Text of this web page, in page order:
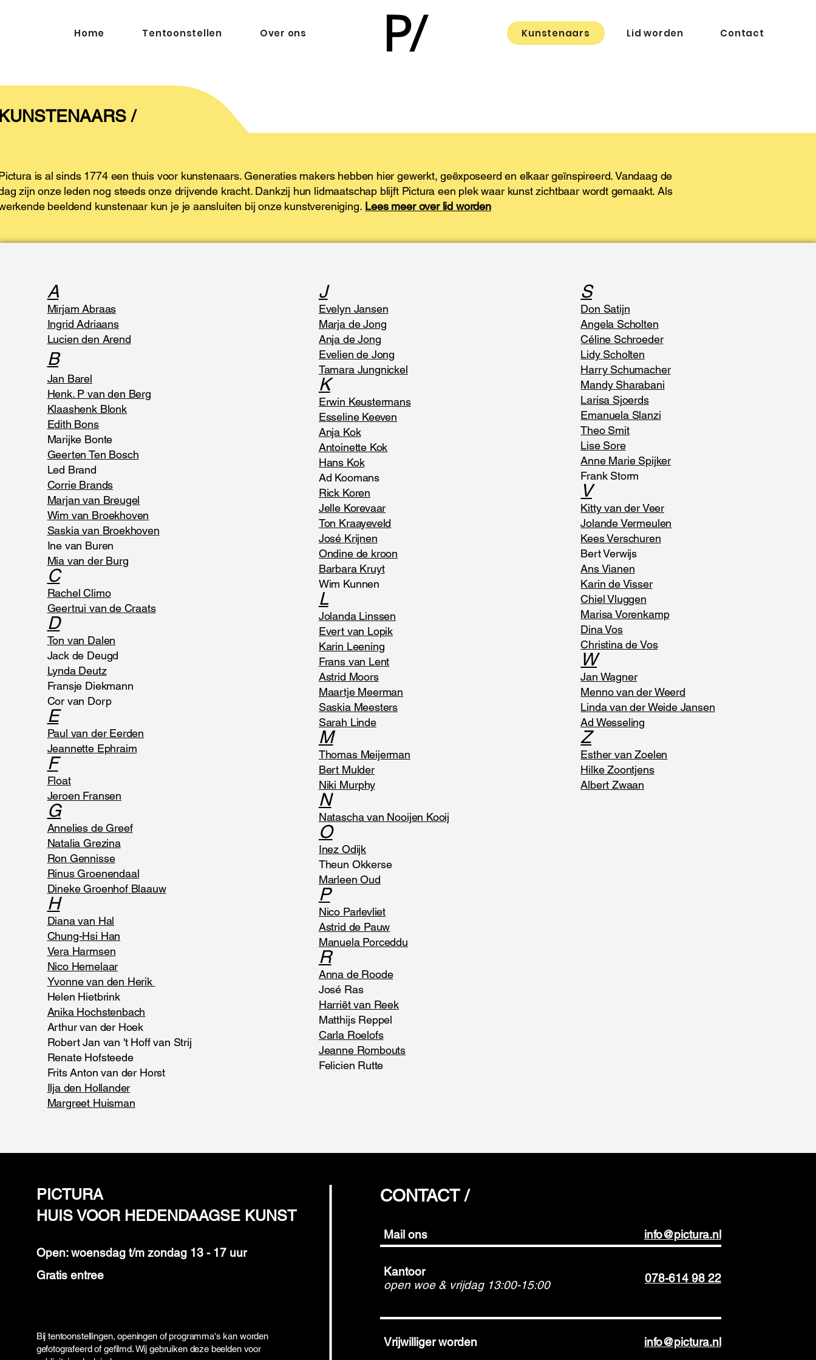
Home Tentoonstellen Over ons Kunstenaars Lid worden Contact
/
is al sinds 1774 een thuis voor kunstenaars. Generaties makers hebben hier gewerkt, geëxposeerd en elkaar geïnspireerd. Vandaag de
zijn onze leden nog steeds onze drijvende kracht. Dankzij hun lidmaatschap blijft Pictura een plek waar kunst zichtbaar wordt gemaakt. Als
beeldend kunstenaar kun je je aansluiten bij onze kunstvereniging. Lees meer over lid worden
A
Mirjam Abraas
Ingrid Adriaans
Lucien den Arend
B
Jan Barel
Henk. P van den Berg
Klaashenk Blonk
Edith Bons
Marijke Bonte
Geerten Ten Bosch
Led Brand
Corrie Brands
Marjan van Breugel
Wim van Broekhoven
Saskia van Broekhoven
Ine van Buren
Mia van der Burg
C
Rachel Climo
Geertrui van de Craats
D
Ton van Dalen
Jack de Deugd
Lynda Deutz
Fransje Diekmann
Cor van Dorp
E
Paul van der Eerden
Jeannette Ephraim
F
Float
Jeroen Fransen
G
Annelies de Greef
Natalia Grezina
Ron Gennisse
Rinus Groenendaal
Dineke Groenhof Blaauw
H
Diana van Hal
Chung-Hsi Han
Vera Harmsen
Nico Hemelaar
Yvonne van den Herik
Helen Hietbrink
Anika Hochstenbach
Arthur van der Hoek
Robert Jan van 't Hoff van Strij
Renate Hofsteede
Frits Anton van der Horst
Ilja den Hollander
Margreet Huisman
J
Evelyn Jansen
Marja de Jong
Anja de Jong
Evelien de Jong
Tamara Jungnickel
K
Erwin Keustermans
Esseline Keeven
Anja Kok
Antoinette Kok
Hans Kok
Ad Koomans
Rick Koren
Jelle Korevaar
Ton Kraayeveld
José Krijnen
Ondine de kroon
Barbara Kruyt
Wim Kunnen
L
Jolanda Linssen
Evert van Lopik
Karin Leening
Frans van Lent
Astrid Moors
Maartje Meerman
Saskia Meesters
Sarah Linde
M
Thomas Meijerman
Bert Mulder
Niki Murphy
N
Natascha van Nooijen Kooij
O
Inez Odijk
Theun Okkerse
Marleen Oud
P
Nico Parlevliet
Astrid de Pauw
Manuela Porceddu
R
Anna de Roode
José Ras
Harriët van Reek
Matthijs Reppel
Carla Roelofs
Jeanne Rombouts
Felicien Rutte
S
Don Satijn
Angela Scholten
Céline Schroeder
Lidy Scholten
Harry Schumacher
Mandy Sharabani
Larisa Sjoerds
Emanuela Slanzi
Theo Smit
Lise Sore
Anne Marie Spijker
Frank Storm
V
Kitty van der Veer
Jolande Vermeulen
Kees Verschuren
Bert Verwijs
Ans Vianen
Karin de Visser
Chiel Vluggen
Marisa Vorenkamp
Dina Vos
Christina de Vos
W
Jan Wagner
Menno van der Weerd
Linda van der Weide Jansen
Ad Wesseling
Z
Esther van Zoelen
Hilke Zoontjens
Albert Zwaan
PICTURA
HUIS VOOR HEDENDAAGSE KUNST
Open: woensdag t/m zondag 13 - 17 uur
Gratis entree
Bij tentoonstellingen, openingen of programma's kan worden
gefotografeerd of gefilmd. Wij gebruiken deze beelden voor
CONTACT /
Mail ons info@pictura.nl
Kantoor
open woe & vrijdag 13:00-15:00
078-614 98 22
Vrijwilliger worden info@pictura.nl